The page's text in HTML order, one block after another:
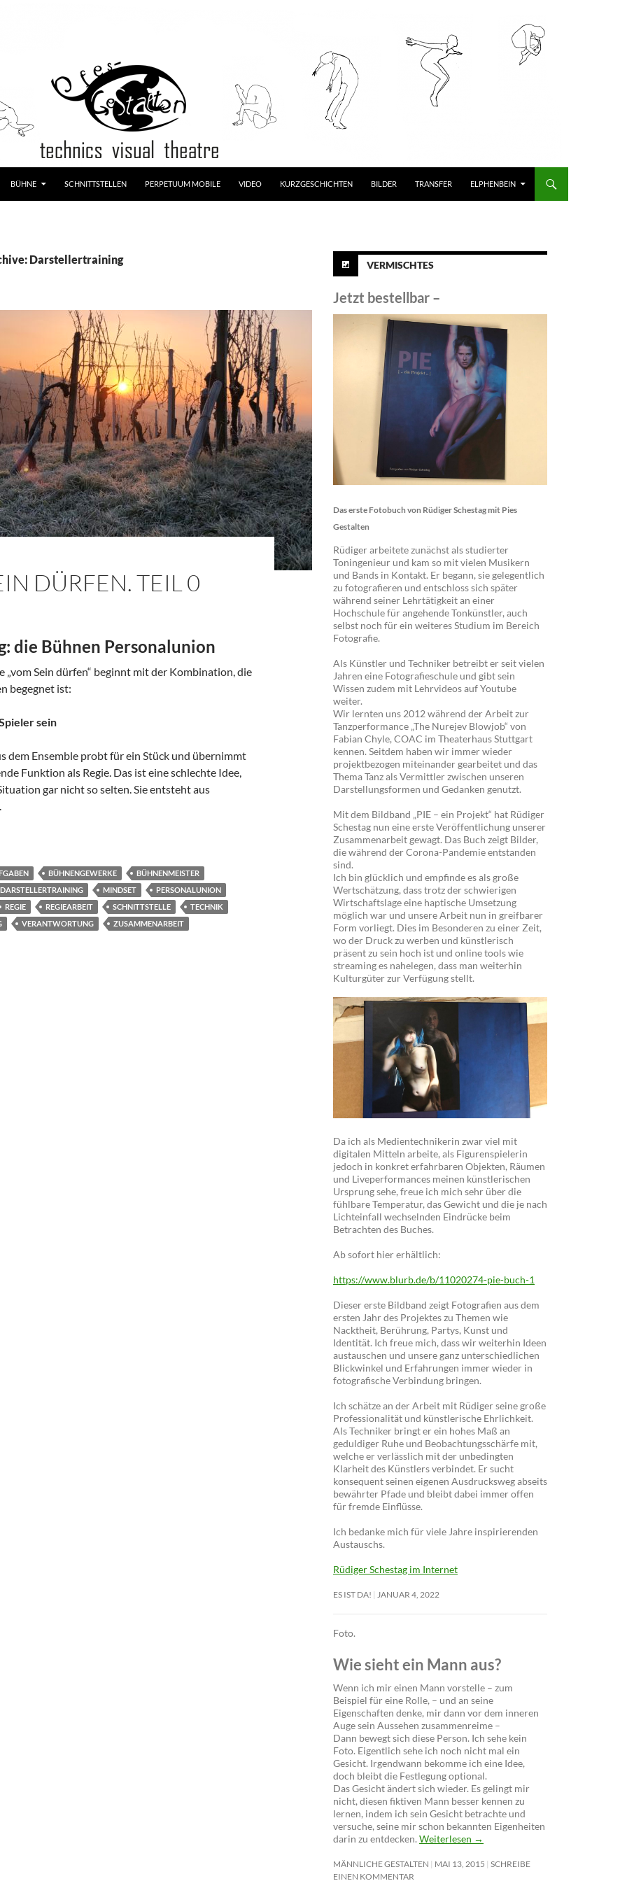
BÜHNE SCHNITTSTELLEN PERPETUUM MOBILE VIDEO KURZGESCHICHTEN BILDER TRANSFER ELPHENBEIN
Darstellertraining
DÜRFEN. TEIL 0
die Bühnen Personalunion
„vom Sein dürfen“ beginnt mit der Kombination, die
begegnet ist:
sein
dem Ensemble probt für ein Stück und übernimmt
Funktion als Regie. Das ist eine schlechte Idee,
gar nicht so selten. Sie entsteht aus
0
BÜHNENGEWERKE
BÜHNENMEISTER
DARSTELLERTRAINING MINDSET
PERSONALUNION
REGIE REGIEARBEIT SCHNITTSTELLE
TECHNIK
VERANTWORTUNG ZUSAMMENARBEIT
VERMISCHTES
Jetzt bestellbar –
Das erste Fotobuch von Rüdiger Schestag mit Pies
Gestalten
Rüdiger arbeitete zunächst als studierter
Toningenieur und kam so mit vielen Musikern
und Bands in Kontakt. Er begann, sie gelegentlich
zu fotografieren und entschloss sich später
während seiner Lehrtätigkeit an einer
Hochschule für angehende Tonkünstler, auch
selbst noch für ein weiteres Studium im Bereich
Fotografie.
Als Künstler und Techniker betreibt er seit vielen
Jahren eine Fotografieschule und gibt sein
Wissen zudem mit Lehrvideos auf Youtube
weiter.
Wir lernten uns 2012 während der Arbeit zur
Tanzperformance „The Nurejev Blowjob“ von
Fabian Chyle, COAC im Theaterhaus Stuttgart
kennen. Seitdem haben wir immer wieder
projektbezogen miteinander gearbeitet und das
Thema Tanz als Vermittler zwischen unseren
Darstellungsformen und Gedanken genutzt.
Mit dem Bildband „PIE – ein Projekt“ hat Rüdiger
Schestag nun eine erste Veröffentlichung unserer
Zusammenarbeit gewagt. Das Buch zeigt Bilder,
die während der Corona-Pandemie entstanden
sind.
Ich bin glücklich und empfinde es als große
Wertschätzung, dass trotz der schwierigen
Wirtschaftslage eine haptische Umsetzung
möglich war und unsere Arbeit nun in greifbarer
Form vorliegt. Dies im Besonderen zu einer Zeit,
wo der Druck zu werben und künstlerisch
präsent zu sein hoch ist und online tools wie
streaming es nahelegen, dass man weiterhin
Kulturgüter zur Verfügung stellt.
Da ich als Medientechnikerin zwar viel mit
digitalen Mitteln arbeite, als Figurenspielerin
jedoch in konkret erfahrbaren Objekten, Räumen
und Liveperformances meinen künstlerischen
Ursprung sehe, freue ich mich sehr über die
fühlbare Temperatur, das Gewicht und die je nach
Lichteinfall wechselnden Eindrücke beim
Betrachten des Buches.
Ab sofort hier erhältlich:
https://www.blurb.de/b/11020274-pie-buch-1
Dieser erste Bildband zeigt Fotografien aus dem
ersten Jahr des Projektes zu Themen wie
Nacktheit, Berührung, Partys, Kunst und
Identität. Ich freue mich, dass wir weiterhin Ideen
austauschen und unsere ganz unterschiedlichen
Blickwinkel und Erfahrungen immer wieder in
fotografische Verbindung bringen.
Ich schätze an der Arbeit mit Rüdiger seine große
Professionalität und künstlerische Ehrlichkeit.
Als Techniker bringt er ein hohes Maß an
geduldiger Ruhe und Beobachtungsschärfe mit,
welche er verlässlich mit der unbedingten
Klarheit des Künstlers verbindet. Er sucht
konsequent seinen eigenen Ausdrucksweg abseits
bewährter Pfade und bleibt dabei immer offen
für fremde Einflüsse.
Ich bedanke mich für viele Jahre inspirierenden
Austauschs.
Rüdiger Schestag im Internet
ES IST DA! JANUAR 4, 2022
Foto.
Wie sieht ein Mann aus?
Wenn ich mir einen Mann vorstelle – zum
Beispiel für eine Rolle, – und an seine
Eigenschaften denke, mir dann vor dem inneren
Auge sein Aussehen zusammenreime –
Dann bewegt sich diese Person. Ich sehe kein
Foto. Eigentlich sehe ich noch nicht mal ein
Gesicht. Irgendwann bekomme ich eine Idee,
doch bleibt die Festlegung optional.
Das Gesicht ändert sich wieder. Es gelingt mir
nicht, diesen fiktiven Mann besser kennen zu
lernen, indem ich sein Gesicht betrachte und
versuche, seine mir schon bekannten Eigenheiten
darin zu entdecken.Weiterlesen →
MÄNNLICHE GESTALTEN MAI 13, 2015 SCHREIBE
EINEN KOMMENTAR